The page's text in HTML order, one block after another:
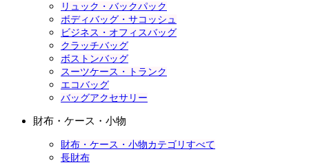
リュック・バックパック
ボディバッグ・サコッシュ
ビジネス・オフィスバッグ
クラッチバッグ
ボストンバッグ
スーツケース・トランク
エコバッグ
バッグアクセサリー
財布・ケース・小物
財布・ケース・小物カテゴリすべて
長財布